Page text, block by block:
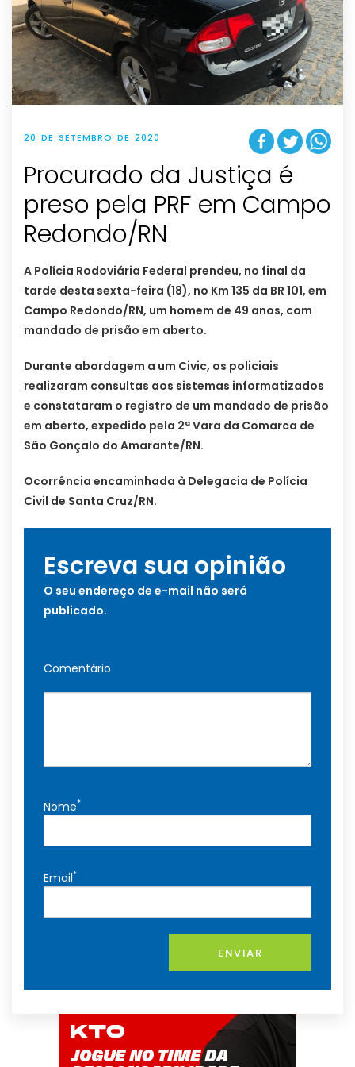
20 DE SETEMBRO DE 2020
Procurado da Justiça é
preso pela PRF em Campo
Redondo/RN
A Polícia Rodoviária Federal prendeu, no final da
tarde desta sexta-feira (18), no Km 135 da BR 101, em
Campo Redondo/RN, um homem de 49 anos, com
mandado de prisão em aberto.
Durante abordagem a um Civic, os policiais
realizaram consultas aos sistemas informatizados
e constataram o registro de um mandado de prisão
em aberto, expedido pela 2ª Vara da Comarca de
São Gonçalo do Amarante/RN.
Ocorrência encaminhada à Delegacia de Polícia
Civil de Santa Cruz/RN.
Escreva sua opinião
O seu endereço de e-mail não será
publicado.
Comentário
Nome*
Email*
ENVIAR